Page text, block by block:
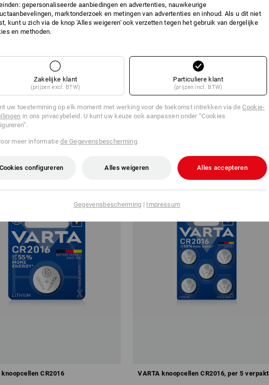
batterij CR123
v.a. € 2,41
VARTA knoopcellen V13GA/LR44
€ 1,32
knoopcellen CR2016 VARTA knoopcellen CR2016, per 5 verpakt
gepersonaliseerde aanbiedingen en advertenties, nauwkeurige
marktonderzoek en metingen van advertenties en inhoud. Als u dit niet
kunt u zich via de knop 'Alles weigeren' ook verzetten tegen het gebruik van dergelijke
en methoden.
Zakelijke klant
(prijzen excl. BTW)
Particuliere klant
(prijzen incl. BTW)
uw toestemming op elk moment met werking voor de toekomst intrekken via deCookie-
in ons privacybeleid. U kunt uw keuze ook aanpassen onder “Cookies
meer informatiede Gegevensbescherming.
Cookies configureren Alles weigeren Alles accepteren
Gegevensbescherming | Impressum